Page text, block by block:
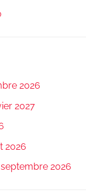
2026
2027
2026
2026